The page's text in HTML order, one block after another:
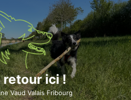
retour ici !
Vaud Valais Fribourg